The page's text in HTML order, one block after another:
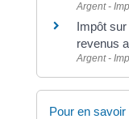
Argent -
Impôt
revenus
Argent -
Pour en savoir